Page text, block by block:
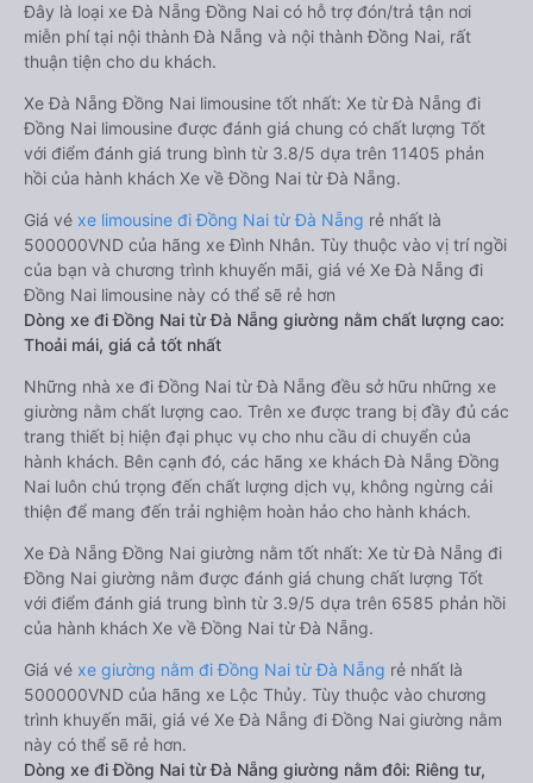
Đây là loại xe Đà Nẵng Đồng Nai có hỗ trợ đón/trả tận nơi
miễn phí tại nội thành Đà Nẵng và nội thành Đồng Nai, rất
thuận tiện cho du khách.
Xe Đà Nẵng Đồng Nai limousine tốt nhất: Xe từ Đà Nẵng đi
Đồng Nai limousine được đánh giá chung có chất lượng Tốt
với điểm đánh giá trung bình từ 3.8/5 dựa trên 11405 phản
hồi của hành khách Xe về Đồng Nai từ Đà Nẵng.
Giá vé xe limousine đi Đồng Nai từ Đà Nẵng rẻ nhất là
500000VND của hãng xe Đình Nhân. Tùy thuộc vào vị trí ngồi
của bạn và chương trình khuyến mãi, giá vé Xe Đà Nẵng đi
Đồng Nai limousine này có thể sẽ rẻ hơn
Dòng xe đi Đồng Nai từ Đà Nẵng giường nằm chất lượng cao:
Thoải mái, giá cả tốt nhất
Những nhà xe đi Đồng Nai từ Đà Nẵng đều sở hữu những xe
giường nằm chất lượng cao. Trên xe được trang bị đầy đủ các
trang thiết bị hiện đại phục vụ cho nhu cầu di chuyển của
hành khách. Bên cạnh đó, các hãng xe khách Đà Nẵng Đồng
Nai luôn chú trọng đến chất lượng dịch vụ, không ngừng cải
thiện để mang đến trải nghiệm hoàn hảo cho hành khách.
Xe Đà Nẵng Đồng Nai giường nằm tốt nhất: Xe từ Đà Nẵng đi
Đồng Nai giường nằm được đánh giá chung chất lượng Tốt
với điểm đánh giá trung bình từ 3.9/5 dựa trên 6585 phản hồi
của hành khách Xe về Đồng Nai từ Đà Nẵng.
Giá vé xe giường nằm đi Đồng Nai từ Đà Nẵng rẻ nhất là
500000VND của hãng xe Lộc Thủy. Tùy thuộc vào chương
trình khuyến mãi, giá vé Xe Đà Nẵng đi Đồng Nai giường nằm
này có thể sẽ rẻ hơn.
Dòng xe đi Đồng Nai từ Đà Nẵng giường nằm đôi: Riêng tư,